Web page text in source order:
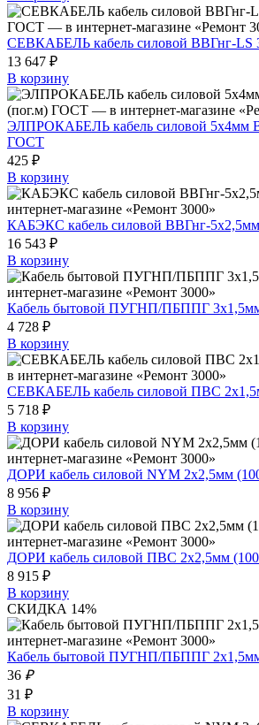
СЕВКАБЕЛЬ кабель силовой ВВГнг-
13 647 ₽
В корзину
ЭЛПРОКАБЕЛЬ кабель силовой 5х4мм
ГОСТ
425 ₽
В корзину
КАБЭКС кабель силовой ВВГнг-
16 543 ₽
В корзину
Кабель бытовой ПУГНП/ПБППГ
4 728 ₽
В корзину
СЕВКАБЕЛЬ кабель силовой ПВС
5 718 ₽
В корзину
ДОРИ кабель силовой NYM 2х2,5мм
8 956 ₽
В корзину
ДОРИ кабель силовой ПВС 2х2,5мм
8 915 ₽
В корзину
СКИДКА 14%
Кабель бытовой ПУГНП/ПБППГ
36 ₽
31 ₽
В корзину